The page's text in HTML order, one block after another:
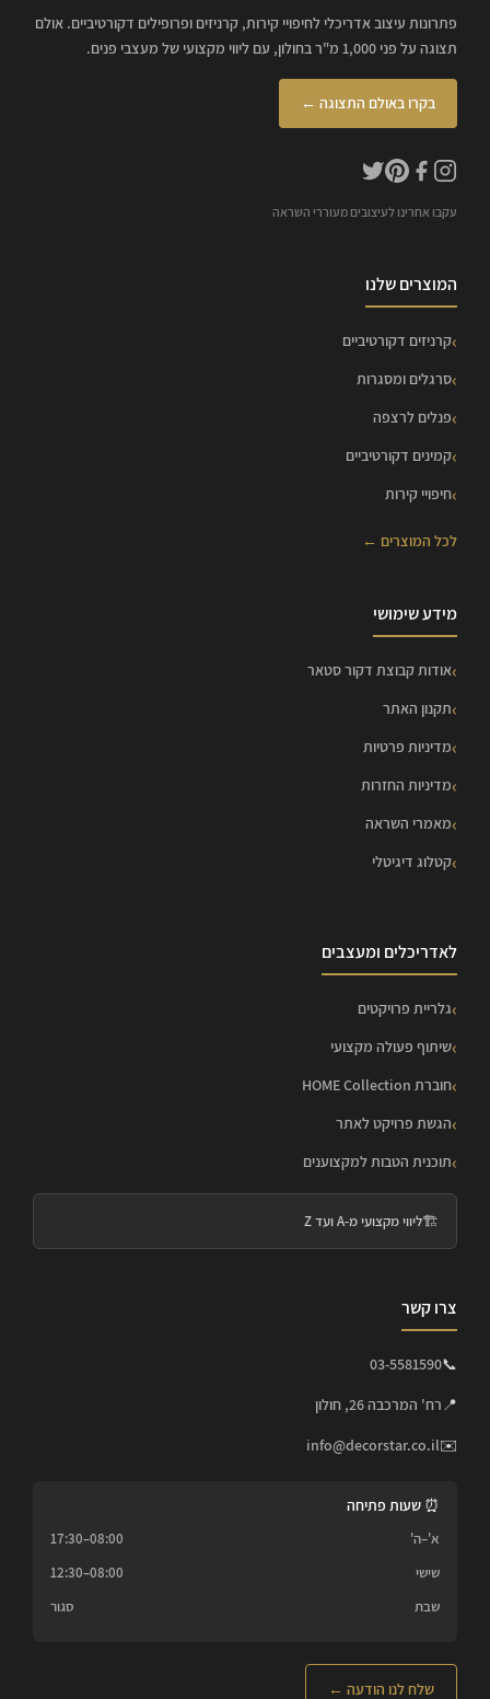
פתרונות עיצוב אדריכלי לחיפויי קירות, קרניזים ופרופילים דקורטיביים. אולם
תצוגה על פני 1,000 מ"ר בחולון, עם ליווי מקצועי של מעצבי פנים.
בקרו באולם התצוגה ←
עקבו אחרינו לעיצובים מעוררי השראה
המוצרים שלנו
קרניזים דקורטיביים
סרגלים ומסגרות
פנלים לרצפה
קמינים דקורטיביים
חיפויי קירות
לכל המוצרים ←
מידע שימושי
אודות קבוצת דקור סטאר
תקנון האתר
מדיניות פרטיות
מדיניות החזרות
מאמרי השראה
קטלוג דיגיטלי
לאדריכלים ומעצבים
גלריית פרויקטים
שיתוף פעולה מקצועי
חוברת HOME Collection
הגשת פרויקט לאתר
תוכנית הטבות למקצוענים
🏗️ליווי מקצועי מ-A ועד Z
צרו קשר
📞
03-5581590
📍 רח' המרכבה 26, חולון
✉️
info@decorstar.co.il
⏰ שעות פתיחה
א'–ה'
08:00–17:30
שישי
08:00–12:30
שבת
סגור
שלח לנו הודעה ←